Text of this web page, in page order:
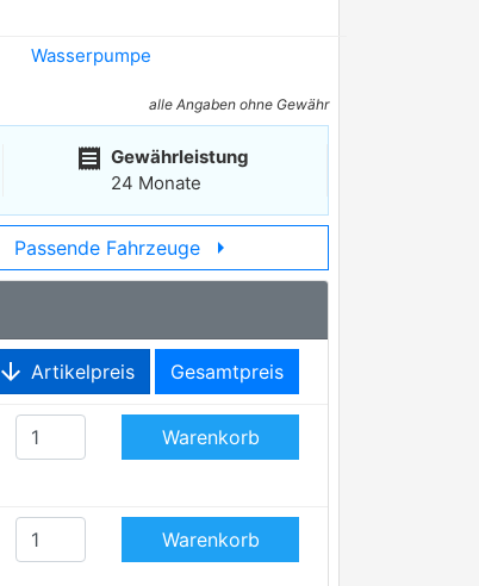
Wasserpumpe
alle Angaben ohne Gewähr
receipt Gewährleistung
24 Monate
Passende Fahrzeuge arrow_right
arrow_downward Artikelpreis Gesamtpreis
Warenkorb
Warenkorb